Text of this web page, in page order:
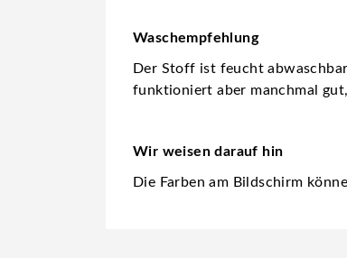
Waschempfehlung
Der Stoff ist feucht
funktioniert aber manchmal
Wir weisen darauf hin
Die Farben am Bildschirm